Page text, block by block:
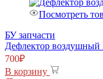
Посмотреть
БУ запчасти
Дефлектор
700₽
В корзину